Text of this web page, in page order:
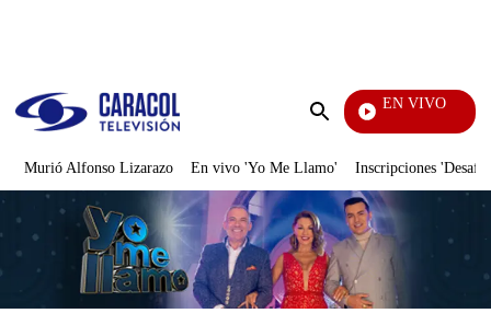
Enviar
EN VIVO
Murió Alfonso Lizarazo En vivo 'Yo Me Llamo' Inscripciones